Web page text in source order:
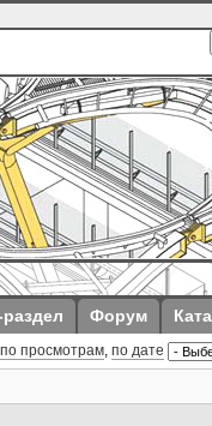
раздел Форум
по просмотрам, по дате